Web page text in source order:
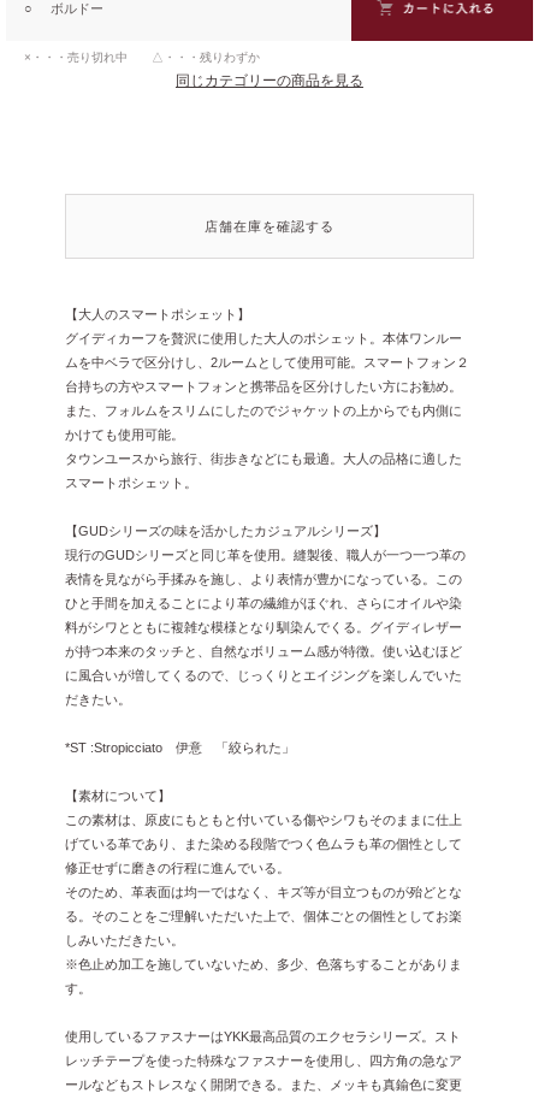
○ ボルドー
×・・・売り切れ中 △・・・残りわずか
同じカテゴリーの商品を見る
店舗在庫を確認する
【大人のスマートポシェット】
グイディカーフを贅沢に使用した大人のポシェット。本体ワンルー
ムを中ベラで区分けし、2ルームとして使用可能。スマートフォン２
台持ちの方やスマートフォンと携帯品を区分けしたい方にお勧め。
また、フォルムをスリムにしたのでジャケットの上からでも内側に
かけても使用可能。
タウンユースから旅行、街歩きなどにも最適。大人の品格に適した
スマートポシェット。
【GUDシリーズの味を活かしたカジュアルシリーズ】
現行のGUDシリーズと同じ革を使用。縫製後、職人が一つ一つ革の
表情を見ながら手揉みを施し、より表情が豊かになっている。この
ひと手間を加えることにより革の繊維がほぐれ、さらにオイルや染
料がシワとともに複雑な模様となり馴染んでくる。グイディレザー
が持つ本来のタッチと、自然なボリューム感が特徴。使い込むほど
に風合いが増してくるので、じっくりとエイジングを楽しんでいた
だきたい。
*ST :Stropicciato 伊意 「絞られた」
【素材について】
この素材は、原皮にもともと付いている傷やシワもそのままに仕上
げている革であり、また染める段階でつく色ムラも革の個性として
修正せずに磨きの行程に進んでいる。
そのため、革表面は均一ではなく、キズ等が目立つものが殆どとな
る。そのことをご理解いただいた上で、個体ごとの個性としてお楽
しみいただきたい。
※色止め加工を施していないため、多少、色落ちすることがありま
す。
使用しているファスナーはYKK最高品質のエクセラシリーズ。スト
レッチテープを使った特殊なファスナーを使用し、四方角の急なア
ールなどもストレスなく開閉できる。また、メッキも真鍮色に変更